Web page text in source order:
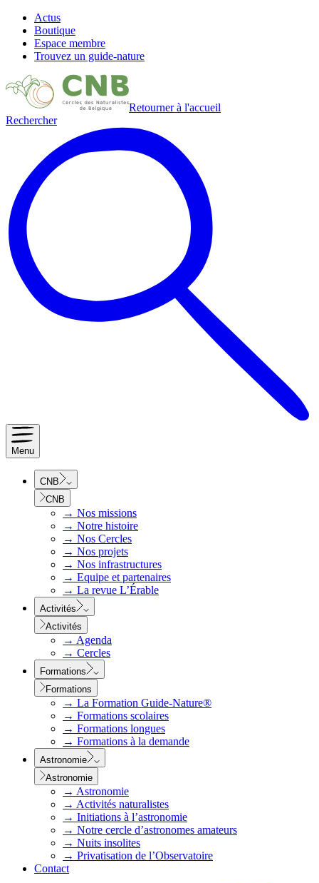
Actus
Boutique
Espace membre
Trouvez un guide-nature
Retourner à l'accueil
Rechercher
Menu
CNB
CNB
→ Nos missions
→ Notre histoire
→ Nos Cercles
→ Nos projets
→ Nos infrastructures
→ Equipe et partenaires
→ La revue L’Érable
Activités
Activités
→ Agenda
→ Cercles
Formations
Formations
→ La Formation Guide-Nature®
→ Formations scolaires
→ Formations longues
→ Formations à la demande
Astronomie
Astronomie
→ Astronomie
→ Activités naturalistes
→ Initiations à l’astronomie
→ Notre cercle d’astronomes amateurs
→ Nuits insolites
→ Privatisation de l’Observatoire
Contact